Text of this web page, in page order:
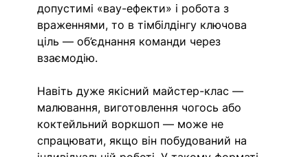
допустимі «вау-ефекти» і робота з
враженнями, то в тімбілдінгу ключова
ціль — об’єднання команди через
взаємодію.
Навіть дуже якісний майстер-клас —
малювання, виготовлення чогось або
коктейльний воркшоп — може не
спрацювати, якщо він побудований на